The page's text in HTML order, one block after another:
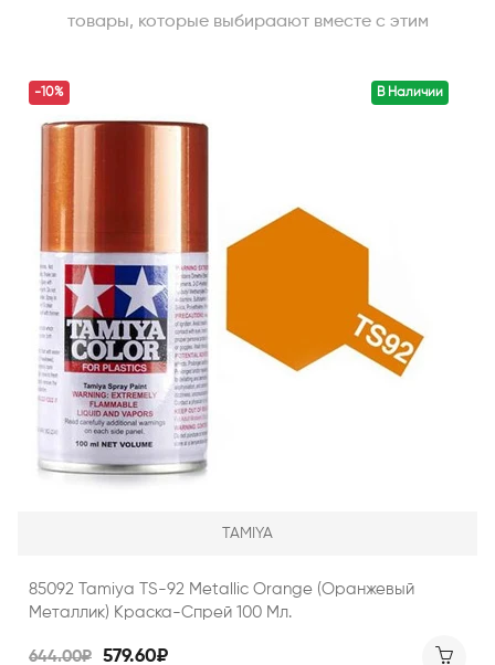
товары, которые выбираают вместе с этим
В Наличии
-10%
TAMIYA
85092 Tamiya TS-92 Metallic Orange (Оранжевый
Металлик) Краска-Спрей 100 Мл.
644.00₽ 579.60₽